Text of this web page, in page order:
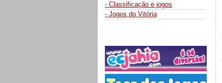
- Classificação e jogos
- Jogos do Vitória